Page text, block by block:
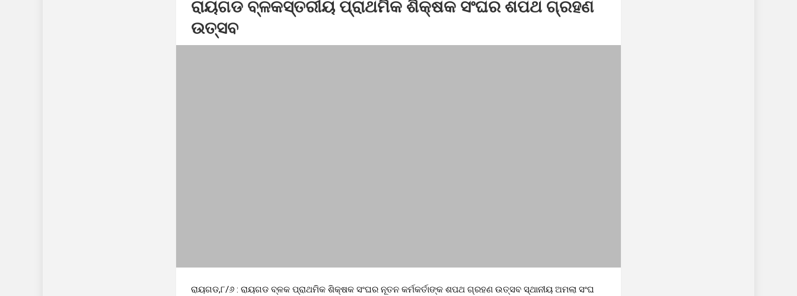
ରାୟଗଡ ବ୍ଳକସ୍ତରୀୟ ପ୍ରାଥମିକ ଶିକ୍ଷକ ସଂଘର ଶପଥ ଗ୍ରହଣ
ଉତ୍ସବ
ରାୟଗଡ,୮/୬ : ରାୟଗଡ ବ୍ଳକ ପ୍ରାଥମିକ ଶିକ୍ଷକ ସଂଘର ନୂତନ କର୍ମକର୍ତାଙ୍କ ଶପଥ ଗ୍ରହଣ ଉତ୍ସବ ସ୍ଥାନୀୟ ଅମଲା ସଂଘ